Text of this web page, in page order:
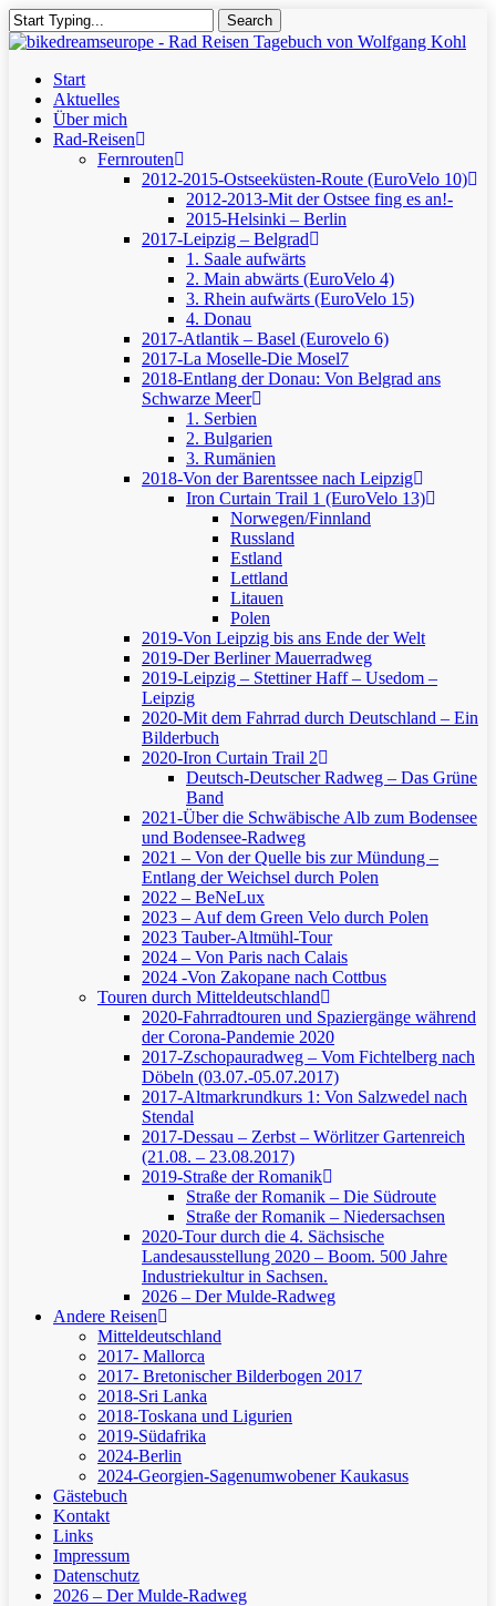
Skip
to
content
Search
Close
Menu
Start
Aktuelles
Über mich
Rad-Reisen
Fernrouten
2012-2015-Ostseeküsten-Route (EuroVelo 10)
2012-2013-Mit der Ostsee fing es an!-
2015-Helsinki – Berlin
2017-Leipzig – Belgrad
1. Saale aufwärts
2. Main abwärts (EuroVelo 4)
3. Rhein aufwärts (EuroVelo 15)
4. Donau
2017-Atlantik – Basel (Eurovelo 6)
2017-La Moselle-Die Mosel7
2018-Entlang der Donau: Von Belgrad ans
Schwarze Meer
1. Serbien
2. Bulgarien
3. Rumänien
2018-Von der Barentssee nach Leipzig
Iron Curtain Trail 1 (EuroVelo 13)
Norwegen/Finnland
Russland
Estland
Lettland
Litauen
Polen
2019-Von Leipzig bis ans Ende der Welt
2019-Der Berliner Mauerradweg
2019-Leipzig – Stettiner Haff – Usedom –
Leipzig
2020-Mit dem Fahrrad durch Deutschland – Ein
Bilderbuch
2020-Iron Curtain Trail 2
Deutsch-Deutscher Radweg – Das Grüne
Band
2021-Über die Schwäbische Alb zum Bodensee
und Bodensee-Radweg
2021 – Von der Quelle bis zur Mündung –
Entlang der Weichsel durch Polen
2022 – BeNeLux
2023 – Auf dem Green Velo durch Polen
2023 Tauber-Altmühl-Tour
2024 – Von Paris nach Calais
2024 -Von Zakopane nach Cottbus
Touren durch Mitteldeutschland
2020-Fahrradtouren und Spaziergänge während
der Corona-Pandemie 2020
2017-Zschopauradweg – Vom Fichtelberg nach
Döbeln (03.07.-05.07.2017)
2017-Altmarkrundkurs 1: Von Salzwedel nach
Stendal
2017-Dessau – Zerbst – Wörlitzer Gartenreich
(21.08. – 23.08.2017)
2019-Straße der Romanik
Straße der Romanik – Die Südroute
Straße der Romanik – Niedersachsen
2020-Tour durch die 4. Sächsische
Landesausstellung 2020 – Boom. 500 Jahre
Industriekultur in Sachsen.
2026 – Der Mulde-Radweg
Andere Reisen
Mitteldeutschland
2017- Mallorca
2017- Bretonischer Bilderbogen 2017
2018-Sri Lanka
2018-Toskana und Ligurien
2019-Südafrika
2024-Berlin
2024-Georgien-Sagenumwobener Kaukasus
Gästebuch
Kontakt
Links
Impressum
Datenschutz
2026 – Der Mulde-Radweg